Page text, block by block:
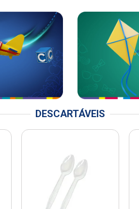
DESCARTÁVEIS